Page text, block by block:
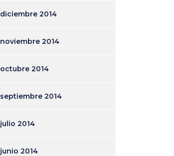
diciembre 2014
noviembre 2014
octubre 2014
septiembre 2014
julio 2014
junio 2014